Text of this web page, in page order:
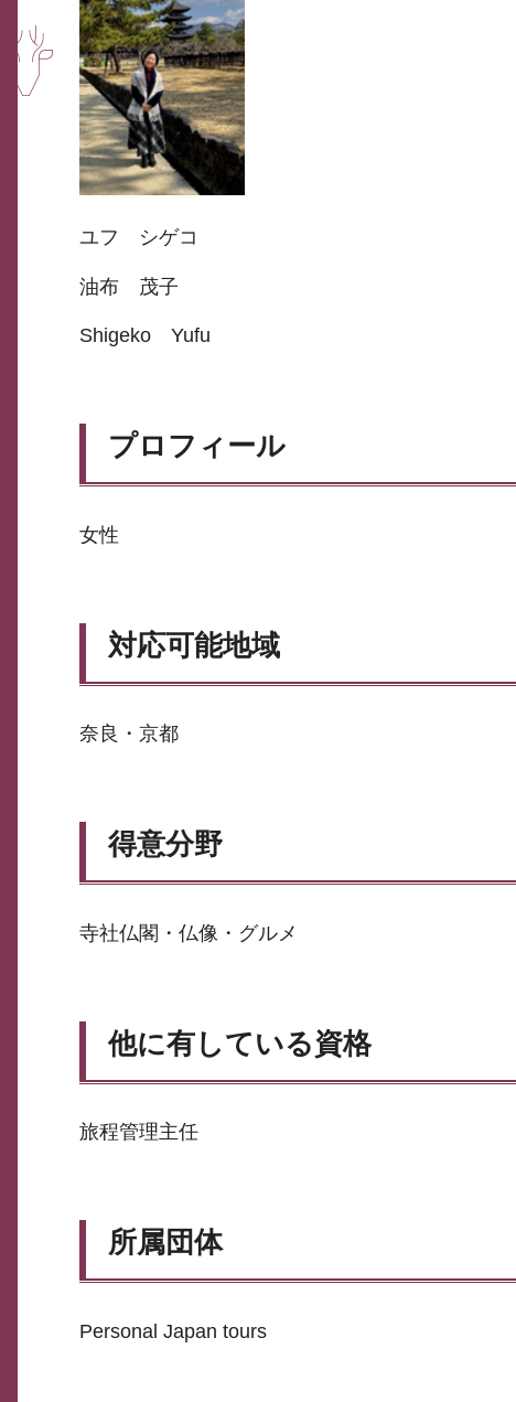
ユフ シゲコ
油布 茂子
Shigeko Yufu
プロフィール
女性
対応可能地域
奈良・京都
得意分野
寺社仏閣・仏像・グルメ
他に有している資格
旅程管理主任
所属団体
Personal Japan tours